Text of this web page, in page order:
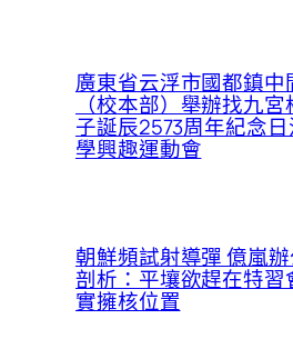
廣東省云浮市國都鎮中
（校本部）舉辦找九
子誕辰2573周年紀念
學興趣運動會
朝鮮頻試射導彈 億嵐
剖析：平壤欲趕在特習
實擁核位置